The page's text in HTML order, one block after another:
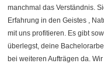
manchmal das Verständnis.
Erfahrung in den Geistes ,
mit uns profitieren. Es gibt
überlegst, deine
bei weiteren Aufträgen da.